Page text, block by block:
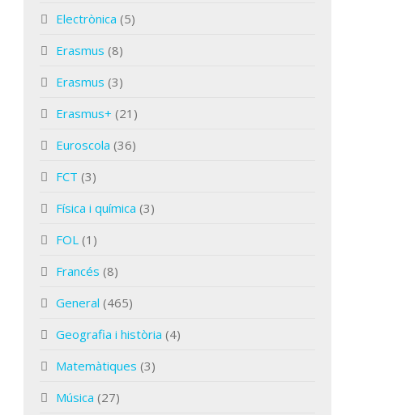
Electrònica (5)
Erasmus (8)
Erasmus (3)
Erasmus+ (21)
Euroscola (36)
FCT (3)
Física i química (3)
FOL (1)
Francés (8)
General (465)
Geografia i història (4)
Matemàtiques (3)
Música (27)